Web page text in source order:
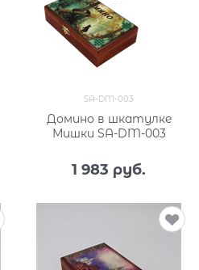
SA-DM-003
Домино в шкатулке
Мишки SA-DM-003
1 983 руб.